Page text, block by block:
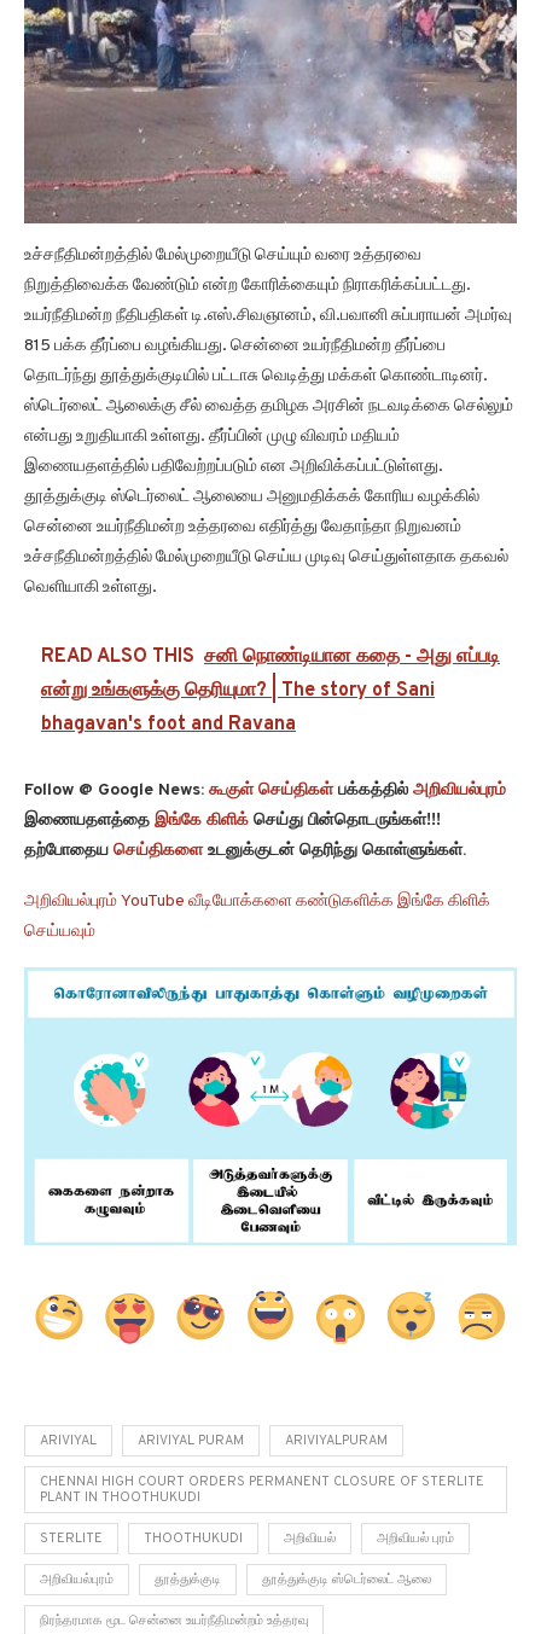
உச்சநீதிமன்றத்தில் மேல்முறையீடு செய்யும் வரை உத்தரவை
நிறுத்திவைக்க வேண்டும் என்ற கோரிக்கையும் நிராகரிக்கப்பட்டது.
உயர்நீதிமன்ற நீதிபதிகள் டி.எஸ்.சிவஞானம், வி.பவானி சுப்பராயன் அமர்வு
815 பக்க தீர்ப்பை வழங்கியது. சென்னை உயர்நீதிமன்ற தீர்ப்பை
தொடர்ந்து தூத்துக்குடியில் பட்டாசு வெடித்து மக்கள் கொண்டாடினர்.
ஸ்டெர்லைட் ஆலைக்கு சீல் வைத்த தமிழக அரசின் நடவடிக்கை செல்லும்
என்பது உறுதியாகி உள்ளது. தீர்ப்பின் முழு விவரம் மதியம்
இணையதளத்தில் பதிவேற்றப்படும் என அறிவிக்கப்பட்டுள்ளது.
தூத்துக்குடி ஸ்டெர்லைட் ஆலையை அனுமதிக்கக் கோரிய வழக்கில்
சென்னை உயர்நீதிமன்ற உத்தரவை எதிர்த்து வேதாந்தா நிறுவனம்
உச்சநீதிமன்றத்தில் மேல்முறையீடு செய்ய முடிவு செய்துள்ளதாக தகவல்
வெளியாகி உள்ளது.
READ ALSO THIS சனி நொண்டியான கதை - அது எப்படி
என்று உங்களுக்கு தெரியுமா? | The story of Sani
bhagavan's foot and Ravana
Follow @ Google News: கூகுள் செய்திகள்பக்கத்தில் அறிவியல்புரம்
இணையதளத்தை இங்கே கிளிக் செய்து பின்தொடருங்கள்!!!
தற்போதைய செய்திகளைஉடனுக்குடன் தெரிந்து கொள்ளுங்கள்.
அறிவியல்புரம் YouTube வீடியோக்களை கண்டுகளிக்க இங்கே கிளிக்
செய்யவும்
ARIVIYAL ARIVIYAL PURAM ARIVIYALPURAM
CHENNAI HIGH COURT ORDERS PERMANENT CLOSURE OF STERLITE
PLANT IN THOOTHUKUDI
STERLITE THOOTHUKUDI அறிவியல் அறிவியல் புரம்
அறிவியல்புரம் தூத்துக்குடி தூத்துக்குடி ஸ்டெர்லைட் ஆலை
நிரந்தரமாக மூட சென்னை உயர்நீதிமன்றம் உத்தரவு